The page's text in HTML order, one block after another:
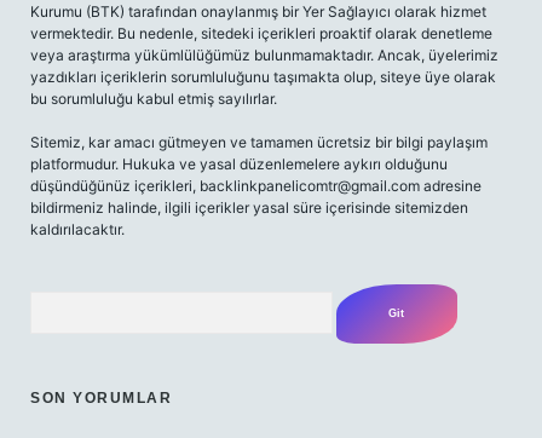
Kurumu (BTK) tarafından onaylanmış bir Yer Sağlayıcı olarak hizmet
vermektedir. Bu nedenle, sitedeki içerikleri proaktif olarak denetleme
veya araştırma yükümlülüğümüz bulunmamaktadır. Ancak, üyelerimiz
yazdıkları içeriklerin sorumluluğunu taşımakta olup, siteye üye olarak
bu sorumluluğu kabul etmiş sayılırlar.
Sitemiz, kar amacı gütmeyen ve tamamen ücretsiz bir bilgi paylaşım
platformudur. Hukuka ve yasal düzenlemelere aykırı olduğunu
düşündüğünüz içerikleri, backlinkpanelicomtr@gmail.com adresine
bildirmeniz halinde, ilgili içerikler yasal süre içerisinde sitemizden
kaldırılacaktır.
SON YORUMLAR